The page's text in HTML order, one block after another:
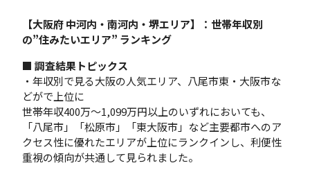
【大阪府 中河内・南河内・堺エリア】：世帯年収別
の”住みたいエリア” ランキング
■ 調査結果トピックス
・年収別で見る大阪の人気エリア、八尾市東・大阪市な
どがで上位に
世帯年収400万〜1,099万円以上のいずれにおいても、
「八尾市」「松原市」「東大阪市」など主要都市へのア
クセス性に優れたエリアが上位にランクインし、利便性
重視の傾向が共通して見られました。